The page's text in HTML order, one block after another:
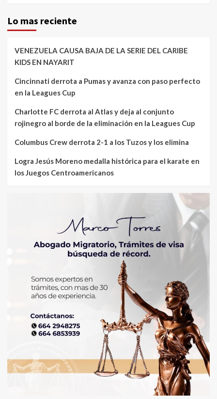
Lo mas reciente
VENEZUELA CAUSA BAJA DE LA SERIE DEL CARIBE
KIDS EN NAYARIT
Cincinnati derrota a Pumas y avanza con paso perfecto
en la Leagues Cup
Charlotte FC derrota al Atlas y deja al conjunto
rojinegro al borde de la eliminación en la Leagues Cup
Columbus Crew derrota 2-1 a los Tuzos y los elimina
Logra Jesús Moreno medalla histórica para el karate en
los Juegos Centroamericanos